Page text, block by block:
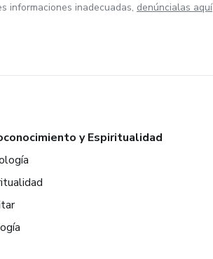
informaciones inadecuadas, denúncialas aquí
y Espiritualidad